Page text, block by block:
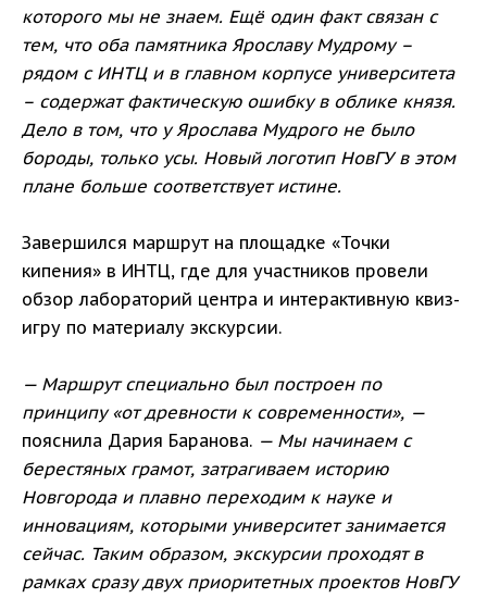
которого мы не знаем. Ещё один факт связан с
тем, что оба памятника Ярославу Мудрому –
рядом с ИНТЦ и в главном корпусе университета
– содержат фактическую ошибку в облике князя.
Дело в том, что у Ярослава Мудрого не было
бороды, только усы. Новый логотип НовГУ в этом
плане больше соответствует истине.
Завершился маршрут на площадке «Точки
кипения» в ИНТЦ, где для участников провели
обзор лабораторий центра и интерактивную квиз-
игру по материалу экскурсии.
— Маршрут специально был построен по
принципу «от древности к современности», —
пояснила Дария Баранова. — Мы начинаем с
берестяных грамот, затрагиваем историю
Новгорода и плавно переходим к науке и
инновациям, которыми университет занимается
сейчас. Таким образом, экскурсии проходят в
рамках сразу двух приоритетных проектов НовГУ